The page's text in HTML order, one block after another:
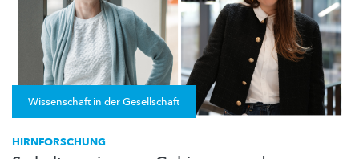
Wissenschaft in der Gesellschaft
HIRNFORSCHUNG